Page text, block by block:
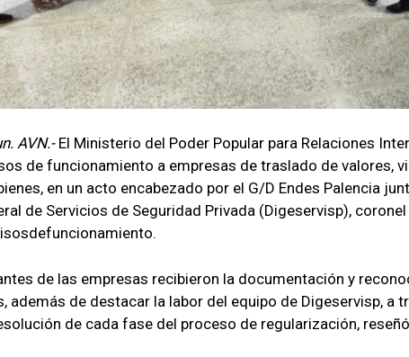
AVN.- El Ministerio del Poder Popular para Relaciones
de funcionamiento a empresas de traslado de valores,
en un acto encabezado por el G/D Endes Palencia
de Servicios de Seguridad Privada (Digeservisp),
de las empresas recibieron la documentación y
además de destacar la labor del equipo de Digeservisp, a
de cada fase del proceso de regularización,